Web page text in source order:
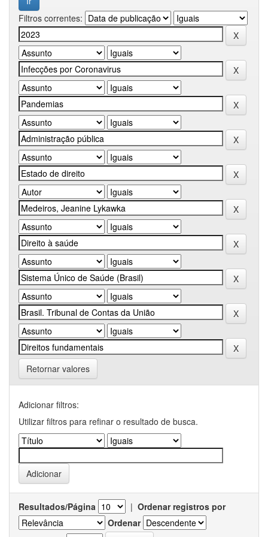
Filtros correntes:
Retornar valores
Adicionar filtros:
Utilizar filtros para refinar o resultado de busca.
Resultados/Página | Ordenar registros por
Ordenar